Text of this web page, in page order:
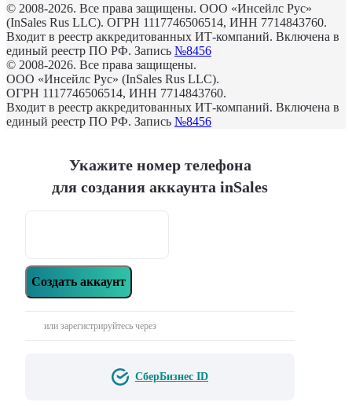
© 2008-2026. Все права защищены. ООО «Инсейлс Рус»
(InSales Rus LLC). ОГРН 1117746506514, ИНН 7714843760.
Входит в реестр аккредитованных ИТ-компаний. Включена в
единый реестр ПО РФ. Запись №8456
© 2008-2026. Все права защищены.
ООО «Инсейлс Рус» (InSales Rus LLC).
ОГРН 1117746506514, ИНН 7714843760.
Входит в реестр аккредитованных ИТ-компаний. Включена в
единый реестр ПО РФ. Запись №8456
Укажите номер телефона
для создания аккаунта inSales
Создать аккаунт
или зарегистрируйтесь через
СберБизнес ID